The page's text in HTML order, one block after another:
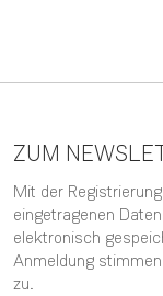
ZUM
Mit der
eingetragenen
elektronisch
Anmeldung
zu.